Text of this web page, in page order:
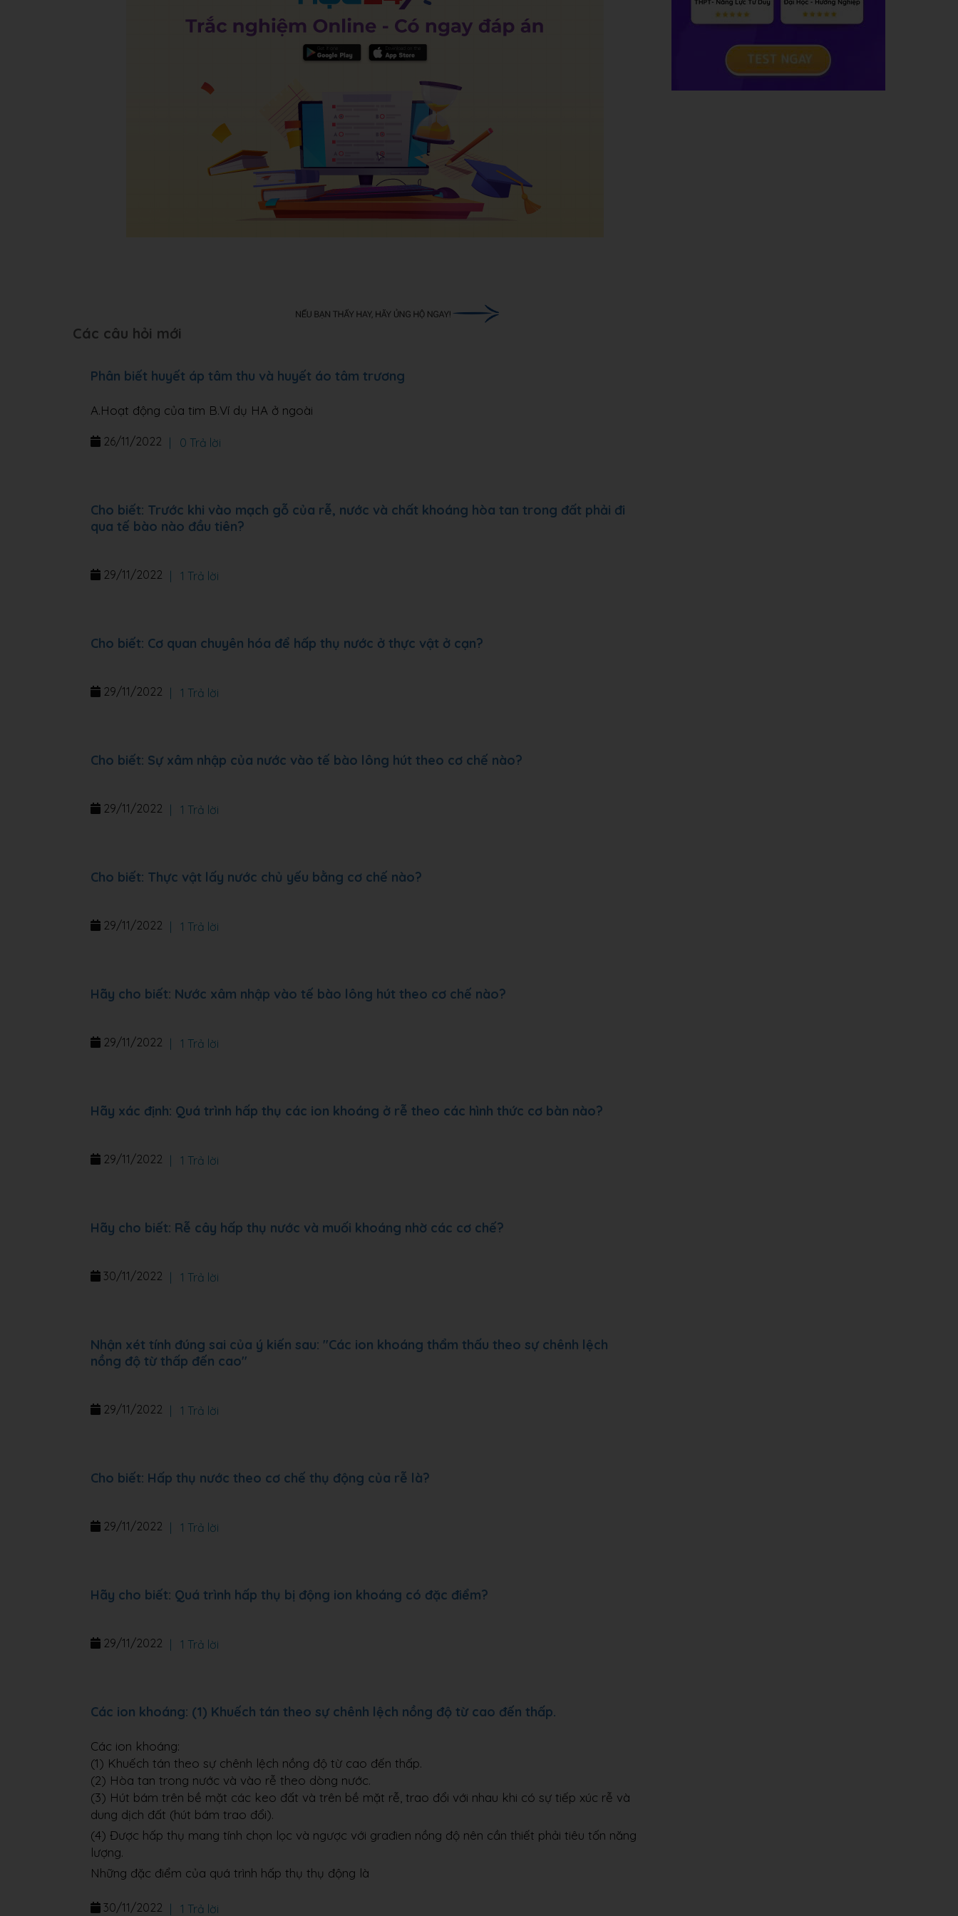
Các câu hỏi mới
Phân biết huyết áp tâm thu và huyết áo tâm trương
A.Hoạt động của tim B.Ví dụ HA ở ngoài
26/11/2022 0 Trả lời
Cho biết: Trước khi vào mạch gỗ của rễ, nước và chất khoáng hòa tan trong đất phải đi
qua tế bào nào đầu tiên?
29/11/2022 1 Trả lời
Cho biết: Cơ quan chuyên hóa để hấp thụ nước ở thực vật ở cạn?
29/11/2022 1 Trả lời
Cho biết: Sự xâm nhập của nước vào tế bào lông hút theo cơ chế nào?
29/11/2022 1 Trả lời
Cho biết: Thực vật lấy nước chủ yếu bằng cơ chế nào?
29/11/2022 1 Trả lời
Hãy cho biết: Nước xâm nhập vào tế bào lông hút theo cơ chế nào?
29/11/2022 1 Trả lời
Hãy xác định: Quá trình hấp thụ các ion khoáng ở rễ theo các hình thức cơ bàn nào?
29/11/2022 1 Trả lời
Hãy cho biết: Rễ cây hấp thụ nước và muối khoáng nhờ các cơ chế?
30/11/2022 1 Trả lời
Nhận xét tính đúng sai của ý kiến sau: "Các ion khoáng thẩm thấu theo sự chênh lệch
nồng độ từ thấp đến cao"
29/11/2022 1 Trả lời
Cho biết: Hấp thụ nước theo cơ chế thụ động của rễ là?
29/11/2022 1 Trả lời
Hãy cho biết: Quá trình hấp thụ bị động ion khoáng có đặc điểm?
29/11/2022 1 Trả lời
Các ion khoáng: (1) Khuếch tán theo sự chênh lệch nồng độ từ cao đến thấp.
Các ion khoáng:
(1) Khuếch tán theo sự chênh lệch nồng độ từ cao đến thấp.
(2) Hòa tan trong nước và vào rễ theo dòng nước.
(3) Hút bám trên bề mặt các keo đất và trên bề mặt rễ, trao đổi với nhau khi có sự tiếp xúc rễ và
dung dịch đất (hút bám trao đổi).
(4) Được hấp thụ mang tính chọn lọc và ngược với građien nồng độ nên cần thiết phải tiêu tốn năng
lượng.
Những đặc điểm của quá trình hấp thụ thụ động là
30/11/2022 1 Trả lời